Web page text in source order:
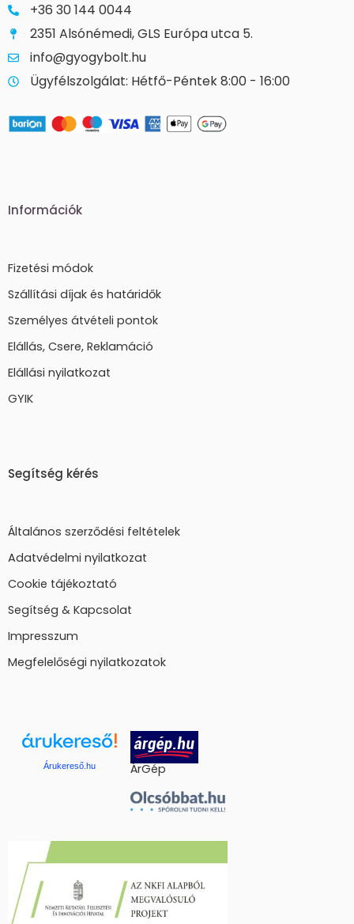
+36 30 144 0044
2351 Alsónémedi, GLS Európa utca 5.
info@gyogybolt.hu
Ügyfélszolgálat: Hétfő-Péntek 8:00 - 16:00
Információk
Fizetési módok
Szállítási díjak és határidők
Személyes átvételi pontok
Elállás, Csere, Reklamáció
Elállási nyilatkozat
GYIK
Segítség kérés
Általános szerződési feltételek
Adatvédelmi nyilatkozat
Cookie tájékoztató
Segítség & Kapcsolat
Impresszum
Megfelelőségi nyilatkozatok
Árukereső.hu ÁrGép